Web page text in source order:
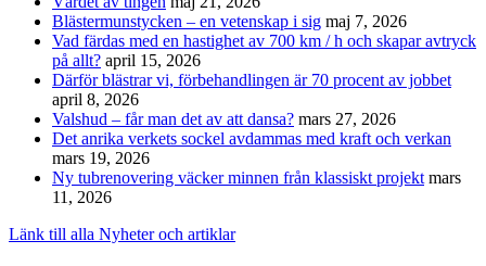
Blästermunstycken – en vetenskap i sig maj 7, 2026
Vad färdas med en hastighet av 700 km / h och skapar avtryck
på allt? april 15, 2026
Därför blästrar vi, förbehandlingen är 70 procent av jobbet
april 8, 2026
Valshud – får man det av att dansa? mars 27, 2026
Det anrika verkets sockel avdammas med kraft och verkan
mars 19, 2026
Ny tubrenovering väcker minnen från klassiskt projekt mars
11, 2026
Länk till alla Nyheter och artiklar